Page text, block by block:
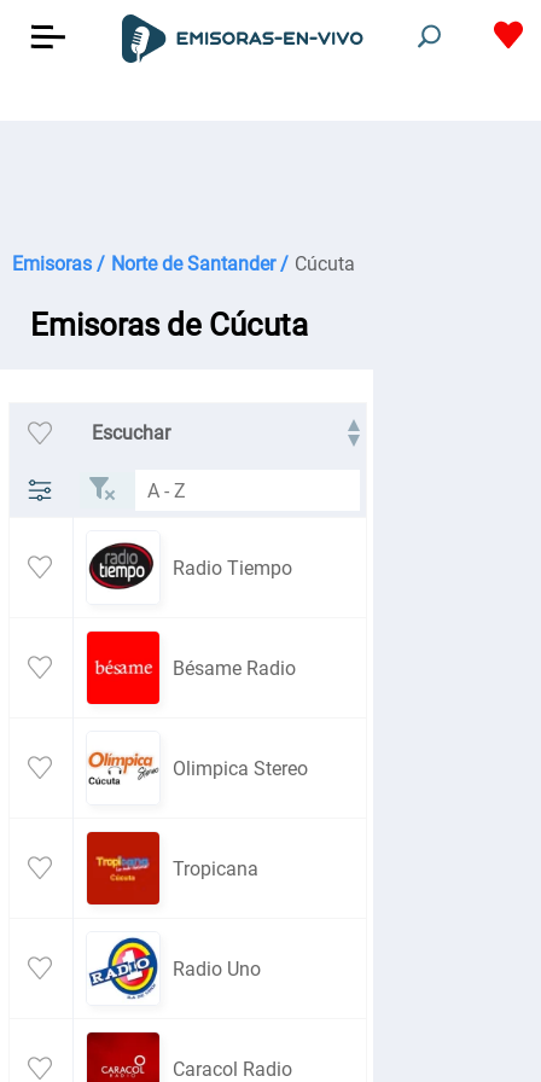
Emisoras / Norte de Santander / Cúcuta
Emisoras de Cúcuta
Escuchar
Radio Tiempo
Bésame Radio
Olimpica Stereo
Tropicana
Radio Uno
Caracol Radio